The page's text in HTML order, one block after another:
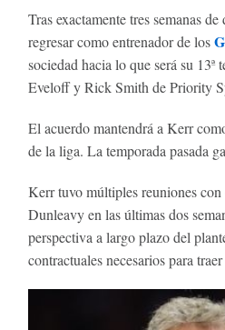
Tras exactamente tres semanas
regresar como entrenador de los
sociedad hacia lo que será su
Eveloff y Rick Smith de Priority
El acuerdo mantendrá a Kerr
de la liga. La temporada pasada
Kerr tuvo múltiples reuniones
Dunleavy en las últimas dos
perspectiva a largo plazo del
contractuales necesarios para